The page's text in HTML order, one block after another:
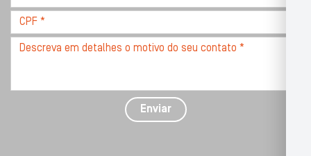
*
CPF
*
Descreva
com
Enviar